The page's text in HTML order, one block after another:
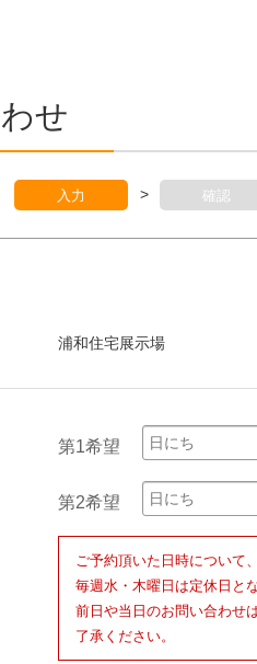
せ
入力 > 確認
第1希望
第2希望
ご予約頂いた日時について
毎週水・木曜日は定休日と
前日や当日のお問い合わせ
了承ください。